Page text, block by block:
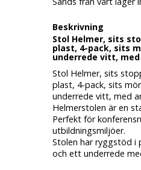
Beskrivning
Stol Helmer, sits
plast, 4-pack, sits
underrede vitt,
Stol Helmer, sits
plast, 4-pack, sits
underrede vitt, med
Helmerstolen är en
Perfekt för
utbildningsmiljöer.
Stolen har ryggstöd i
och ett underrede